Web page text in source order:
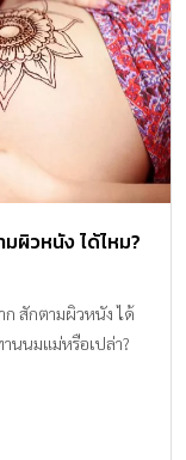
ผิวหนัง ได้ไหม?
สักตามผิวหนัง ได้
นนมแม่หรือเปล่า?